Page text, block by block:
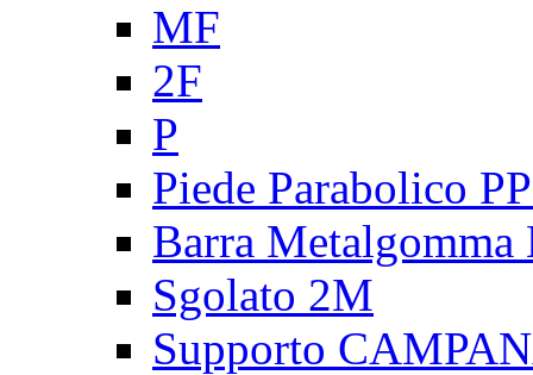
MF
2F
P
Piede Parabolico
Barra Metalgomma
Sgolato 2M
Supporto